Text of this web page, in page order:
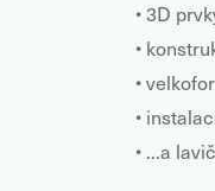
• 3D
•
•
•
• ...a